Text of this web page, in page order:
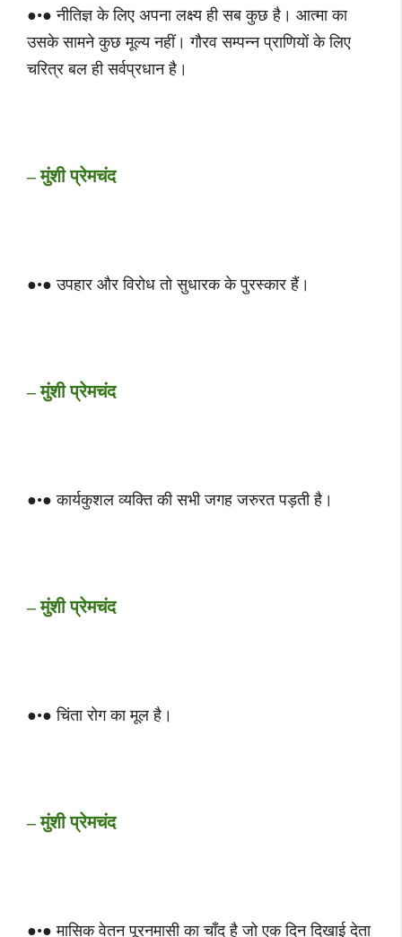
●•● नीतिज्ञ के लिए अपना लक्ष्य ही सब कुछ है। आत्मा का
उसके सामने कुछ मूल्य नहीं। गौरव सम्पन्न प्राणियों के लिए
चरित्र बल ही सर्वप्रधान है।
– मुंशी प्रेमचंद
●•● उपहार और विरोध तो सुधारक के पुरस्कार हैं।
– मुंशी प्रेमचंद
●•● कार्यकुशल व्यक्ति की सभी जगह जरुरत पड़ती है।
– मुंशी प्रेमचंद
●•● चिंता रोग का मूल है।
– मुंशी प्रेमचंद
●•● मासिक वेतन पूरनमासी का चाँद है जो एक दिन दिखाई देता